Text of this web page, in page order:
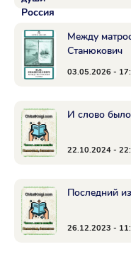
Между
Станюкович
03.05.2026 -
И слово
22.10.2024 -
Последний
26.12.2023 -